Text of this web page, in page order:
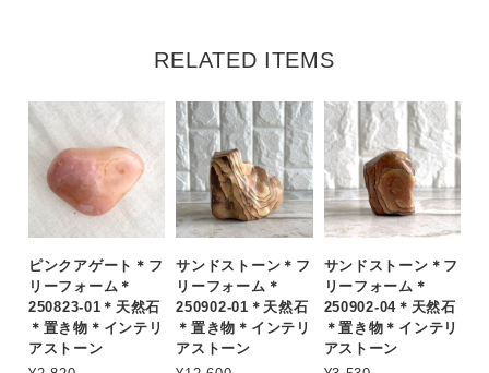
RELATED ITEMS
ピンクアゲート＊フ
リーフォーム＊
250823-01＊天然石
＊置き物＊インテリ
アストーン
サンドストーン＊フ
リーフォーム＊
250902-01＊天然石
＊置き物＊インテリ
アストーン
サンドストーン＊フ
リーフォーム＊
250902-04＊天然石
＊置き物＊インテリ
アストーン